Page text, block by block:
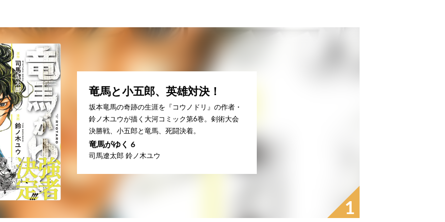
1
竜馬と小五郎、英雄対決！
坂本竜馬の奇跡の生涯を『コウノドリ』の作者・
鈴ノ木ユウが描く大河コミック第6巻。剣術大会
決勝戦、小五郎と竜馬、死闘決着。
竜馬がゆく 6
司馬遼太郎 鈴ノ木ユウ